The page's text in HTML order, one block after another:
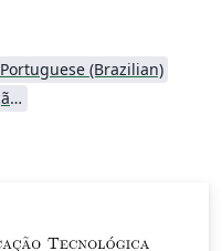
Portuguese (Brazilian)
Centro Federal de Educação Tecnológica de Minas Gerais (CEFET-MG)